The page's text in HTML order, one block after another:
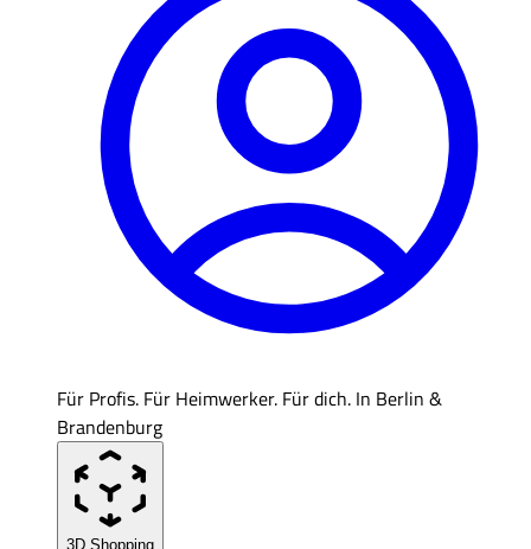
Für Profis. Für Heimwerker. Für dich. In Berlin &
Brandenburg
3D Shopping